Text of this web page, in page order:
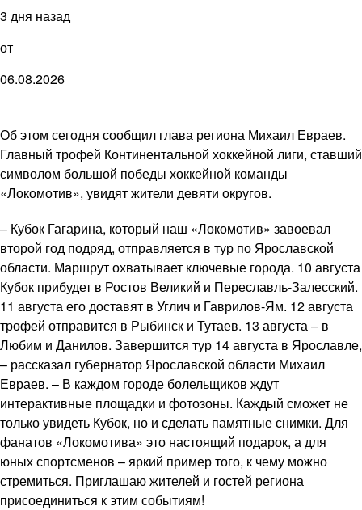
3 дня назад
от
06.08.2026
Об этом сегодня сообщил глава региона Михаил Евраев.
Главный трофей Континентальной хоккейной лиги, ставший
символом большой победы хоккейной команды
«Локомотив», увидят жители девяти округов.
– Кубок Гагарина, который наш «Локомотив» завоевал
второй год подряд, отправляется в тур по Ярославской
области. Маршрут охватывает ключевые города. 10 августа
Кубок прибудет в Ростов Великий и Переславль-Залесский.
11 августа его доставят в Углич и Гаврилов-Ям. 12 августа
трофей отправится в Рыбинск и Тутаев. 13 августа – в
Любим и Данилов. Завершится тур 14 августа в Ярославле,
– рассказал губернатор Ярославской области Михаил
Евраев. – В каждом городе болельщиков ждут
интерактивные площадки и фотозоны. Каждый сможет не
только увидеть Кубок, но и сделать памятные снимки. Для
фанатов «Локомотива» это настоящий подарок, а для
юных спортсменов – яркий пример того, к чему можно
стремиться. Приглашаю жителей и гостей региона
присоединиться к этим событиям!